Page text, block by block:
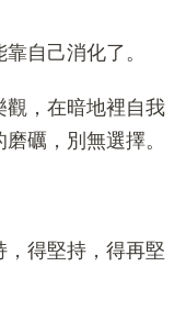
自己消化了。
，在暗地裡自我
礪，別無選擇。
得堅持，得再堅